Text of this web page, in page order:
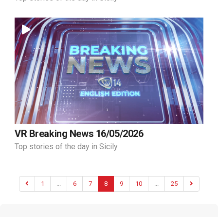
VR Breaking News 16/05/2026
Top stories of the day in Sicily
1 ... 6 7 8 9 10 ... 25